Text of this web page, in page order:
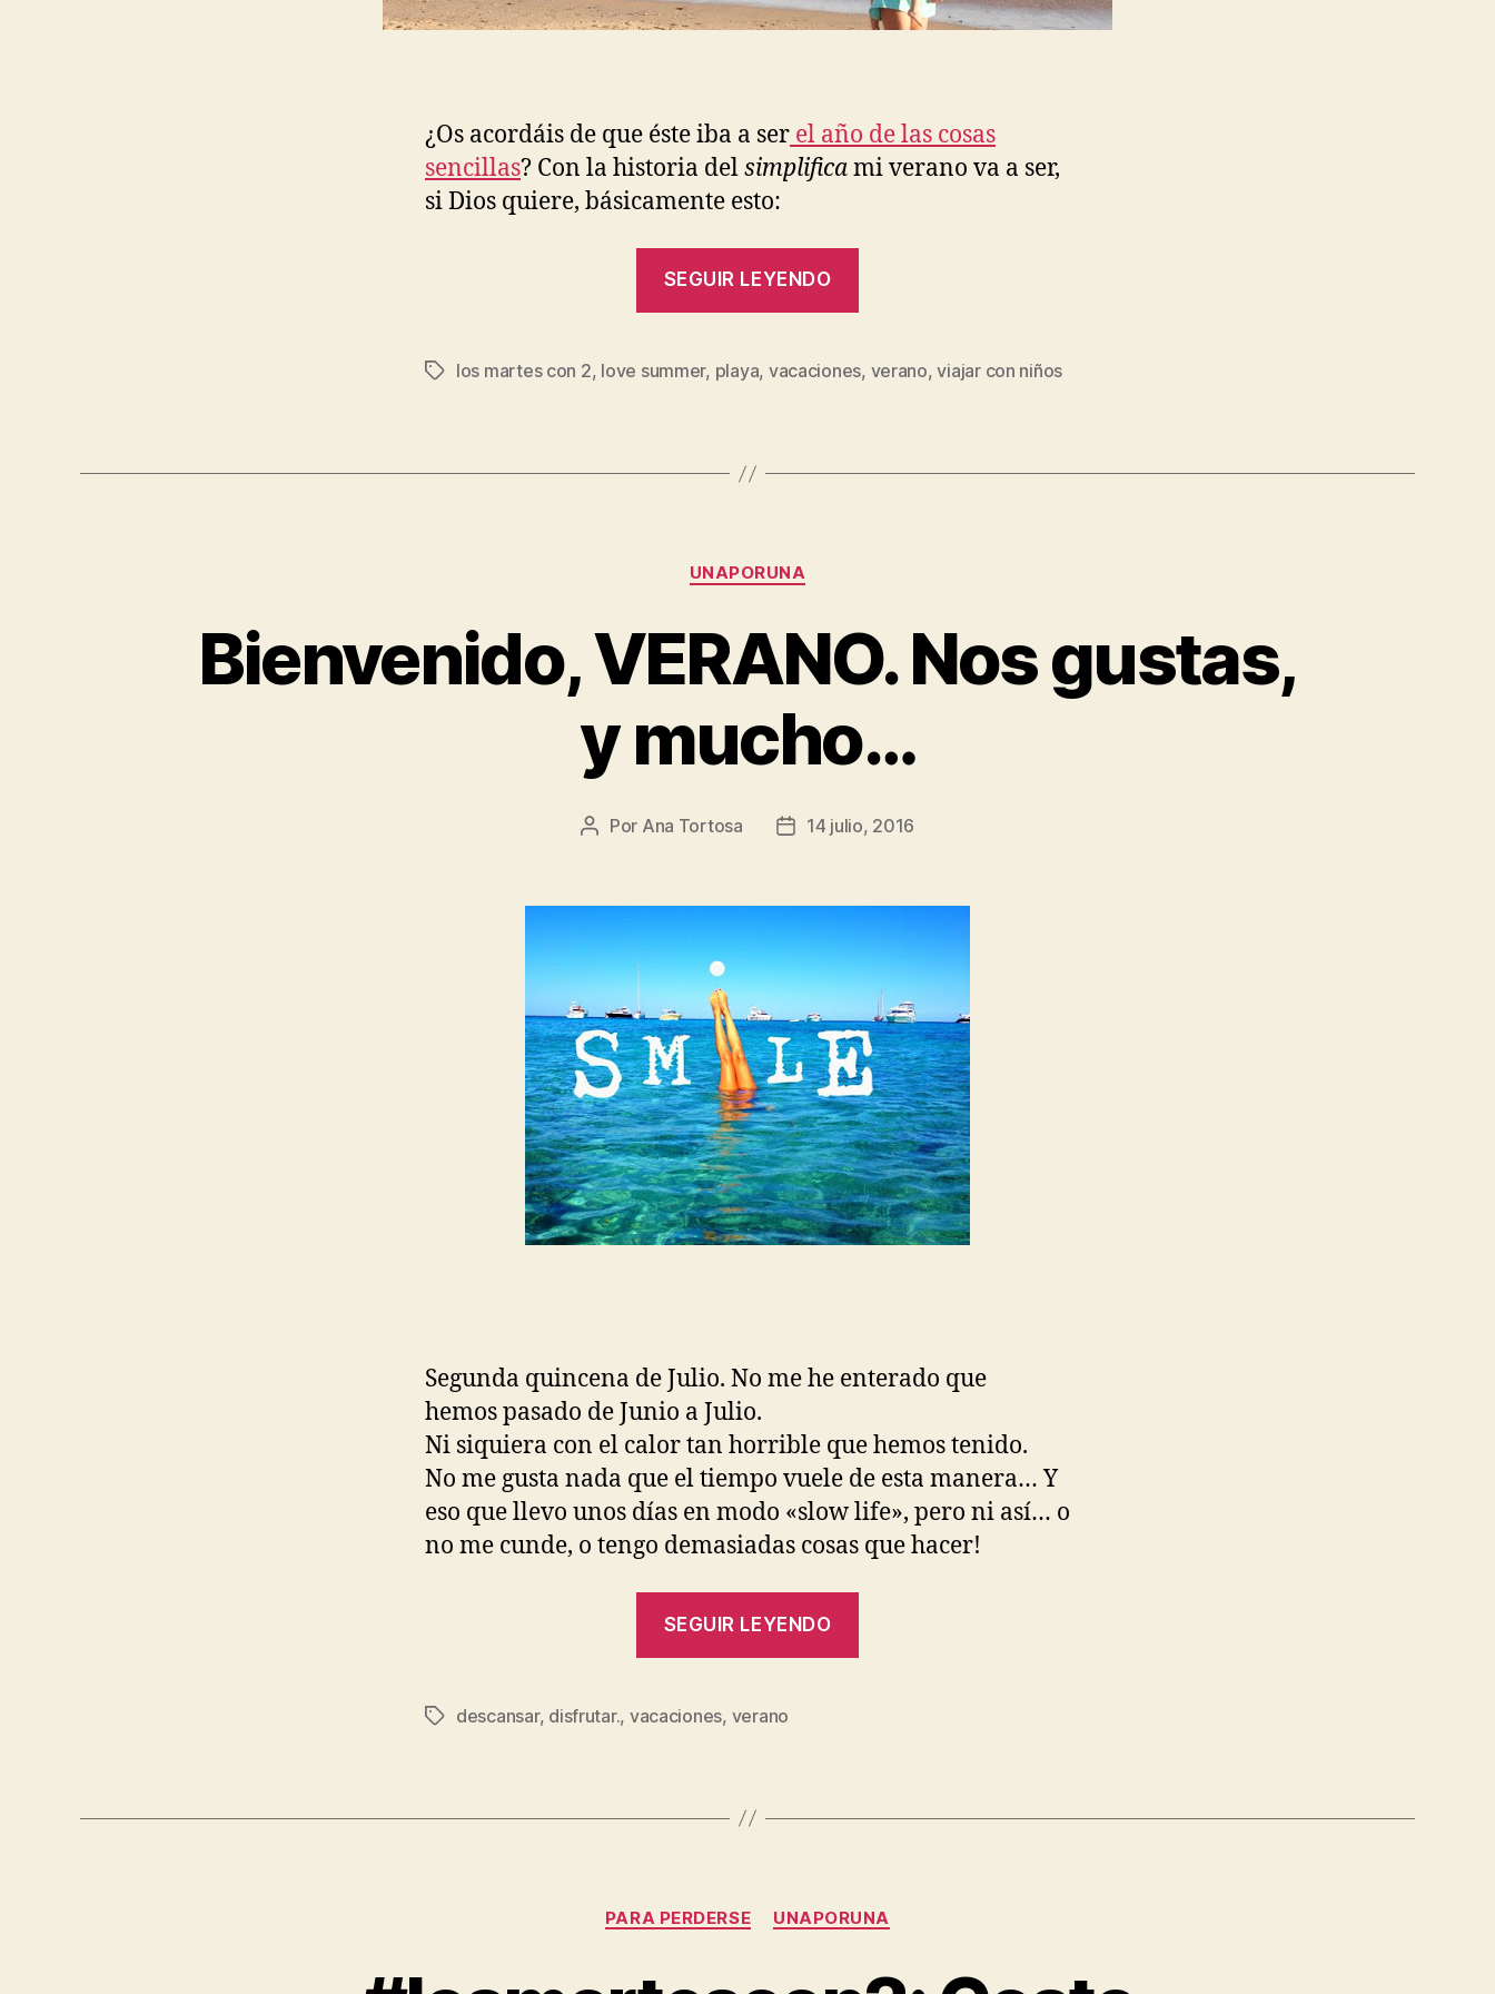
¿Os acordáis de que éste iba a ser el año de las cosas
sencillas? Con la historia delsimplificami verano va a ser,
si Dios quiere, básicamente esto:
SEGUIR LEYENDO
SUMMER!»
Etiquetas
los martes con 2, love summer, playa, vacaciones, verano,viajar con niños
Categorías
UNAPORUNA
Bienvenido, VERANO. Nos gustas,
y mucho…
Autor
entrada
Por Ana Tortosa
Fecha
entrada
14 julio, 2016
Segunda quincena de Julio. No me he enterado que
hemos pasado de Junio a Julio.
Ni siquiera con el calor tan horrible que hemos tenido.
No me gusta nada que el tiempo vuele de esta manera… Y
eso que llevo unos días en modo «slow life», pero ni así… o
no me cunde, o tengo demasiadas cosas que hacer!
SEGUIR LEYENDO
Etiquetas
descansar, disfrutar., vacaciones, verano
Categorías
PARA PERDERSE UNAPORUNA